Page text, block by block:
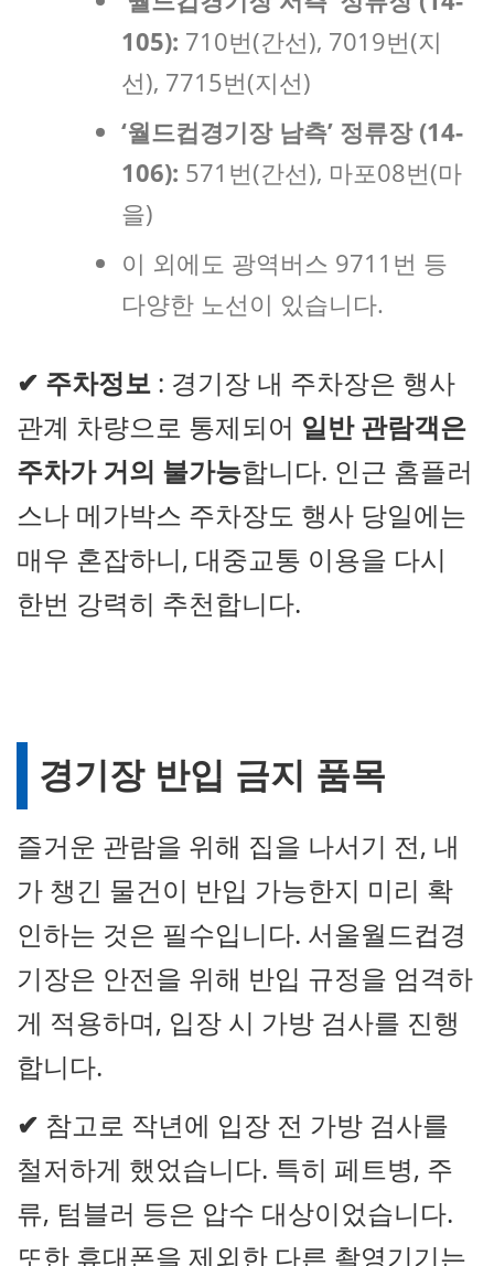
105): 710번(간선), 7019번(지
선), 7715번(지선)
‘월드컵경기장 남측’ 정류장 (14-
106): 571번(간선), 마포08번(마
을)
이 외에도 광역버스 9711번 등
다양한 노선이 있습니다.
✔ 주차정보 : 경기장 내 주차장은 행사
관계 차량으로 통제되어 일반 관람객은
주차가 거의 불가능합니다. 인근 홈플러
스나 메가박스 주차장도 행사 당일에는
매우 혼잡하니, 대중교통 이용을 다시
한번 강력히 추천합니다.
경기장 반입 금지 품목
즐거운 관람을 위해 집을 나서기 전, 내
가 챙긴 물건이 반입 가능한지 미리 확
인하는 것은 필수입니다. 서울월드컵경
기장은 안전을 위해 반입 규정을 엄격하
게 적용하며, 입장 시 가방 검사를 진행
합니다.
✔ 참고로 작년에 입장 전 가방 검사를
철저하게 했었습니다. 특히 페트병, 주
류, 텀블러 등은 압수 대상이었습니다.
또한 휴대폰을 제외한 다른 촬영기기는